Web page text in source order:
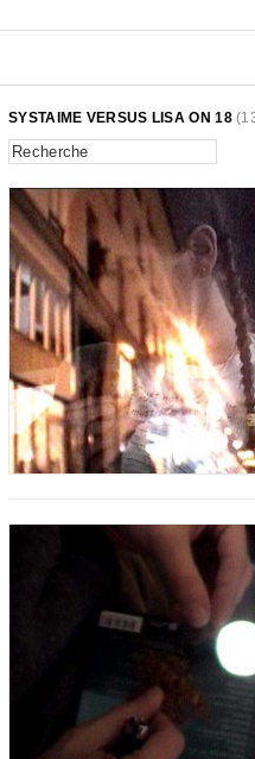
SYSTAIME VERSUS LISA ON 18